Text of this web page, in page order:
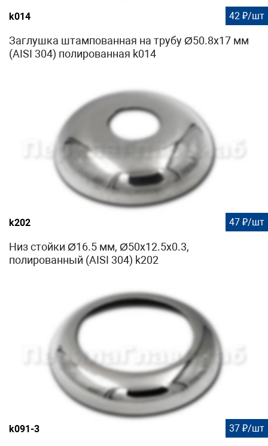
k014 42 ₽/шт
Заглушка штампованная на трубу Ø50.8х17 мм
(AISI 304) полированная k014
k202 47 ₽/шт
Низ стойки Ø16.5 мм, Ø50х12.5х0.3,
полированный (AISI 304) k202
k091-3 37 ₽/шт